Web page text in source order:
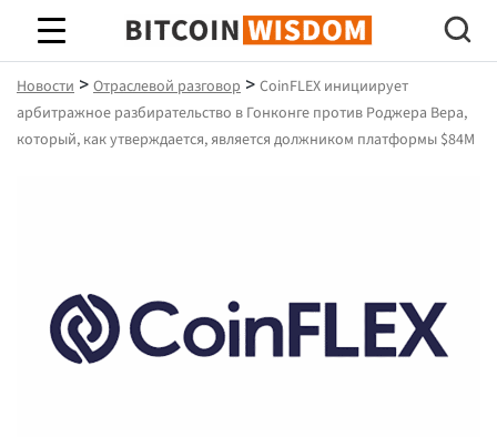
Биткойн Мудрость
Новости > Отраслевой разговор > CoinFLEX инициирует
арбитражное разбирательство в Гонконге против Роджера Вера,
который, как утверждается, является должником платформы $84M